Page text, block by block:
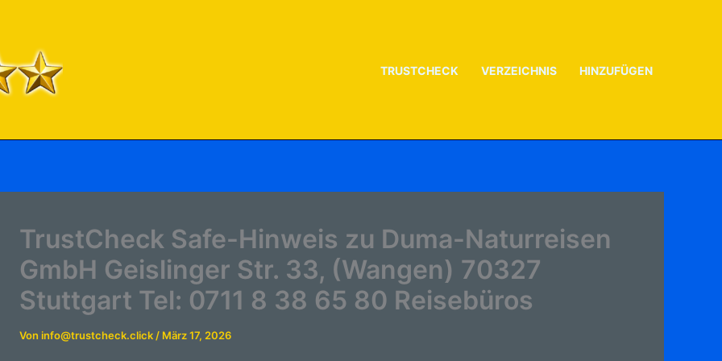
TRUSTCHECK VERZEICHNIS HINZUFÜGEN
TrustCheck Safe-Hinweis zu Duma-Naturreisen
GmbH Geislinger Str. 33, (Wangen) 70327
Stuttgart Tel: 0711 8 38 65 80 Reisebüros
Von info@trustcheck.click / März 17, 2026